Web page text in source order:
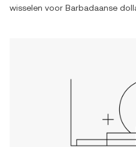
wisselen voor Barbadaanse